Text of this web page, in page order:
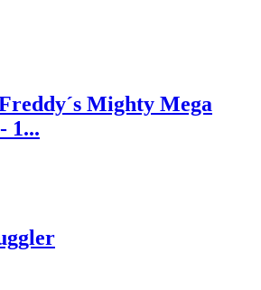
Mighty Mega
1...